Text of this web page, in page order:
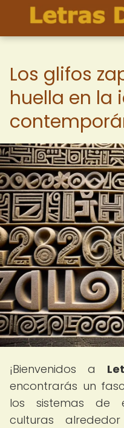
Los glifos
huella en la
¡Bienvenidos a
encontrarás un
los sistemas de
culturas